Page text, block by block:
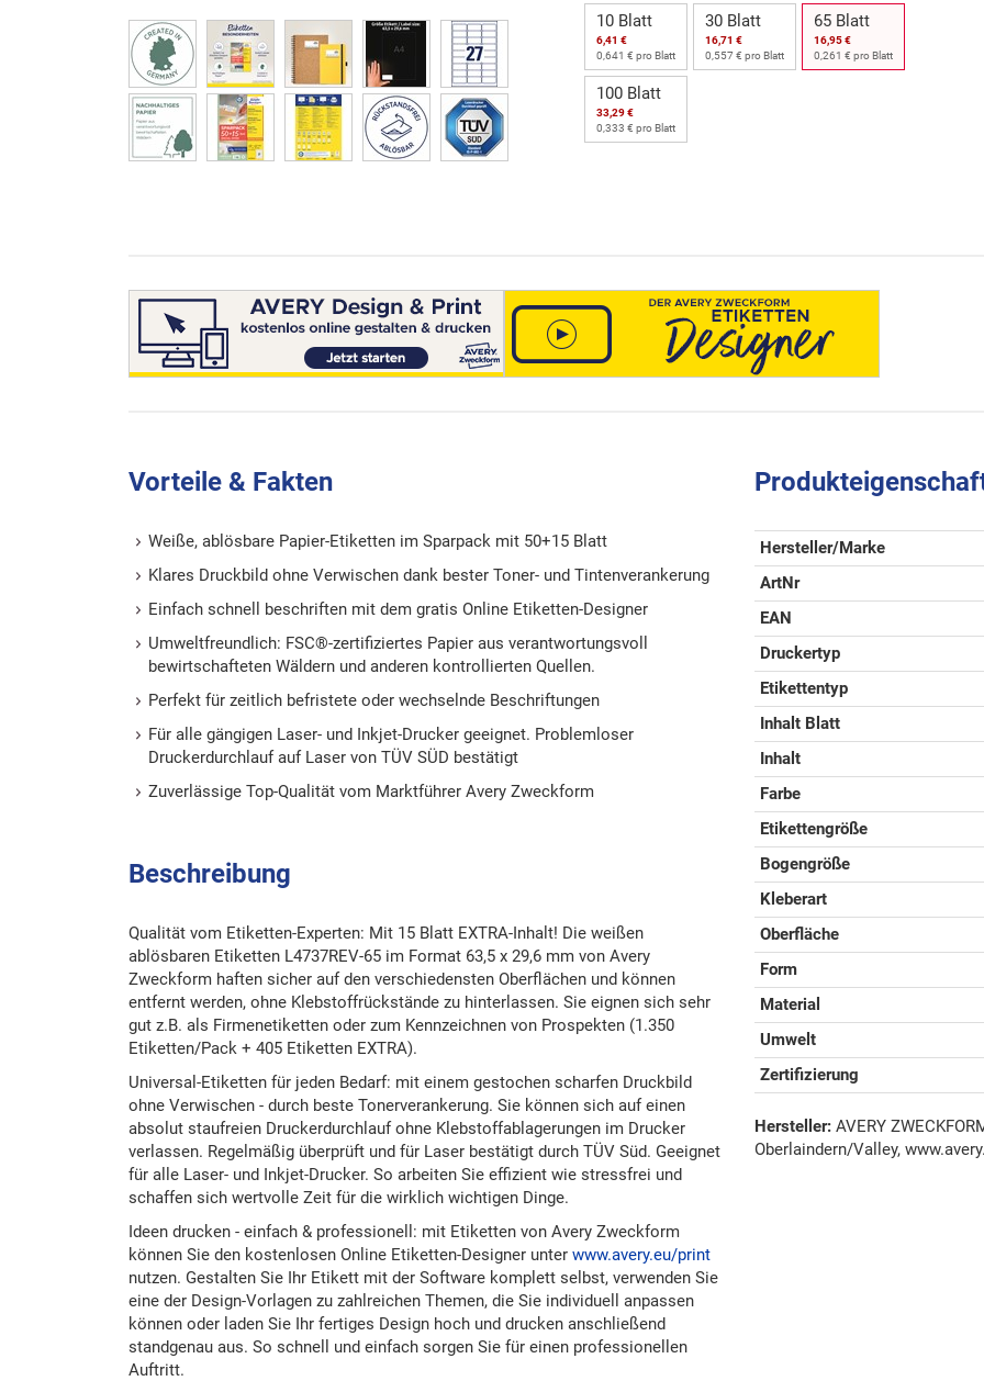
10 Blatt
6,41 €
0,641 € pro Blatt
30 Blatt
16,71 €
0,557 € pro Blatt
65 Blatt
16,95 €
0,261 € pro Blatt
100 Blatt
33,29 €
0,333 € pro Blatt
Vorteile & Fakten
Weiße, ablösbare Papier-Etiketten im Sparpack mit 50+15 Blatt
Klares Druckbild ohne Verwischen dank bester Toner- und Tintenverankerung
Einfach schnell beschriften mit dem gratis Online Etiketten-Designer
Umweltfreundlich: FSC®-zertifiziertes Papier aus verantwortungsvoll
bewirtschafteten Wäldern und anderen kontrollierten Quellen.
Perfekt für zeitlich befristete oder wechselnde Beschriftungen
Für alle gängigen Laser- und Inkjet-Drucker geeignet. Problemloser
Druckerdurchlauf auf Laser von TÜV SÜD bestätigt
Zuverlässige Top-Qualität vom Marktführer Avery Zweckform
Beschreibung
Qualität vom Etiketten-Experten: Mit 15 Blatt EXTRA-Inhalt! Die weißen
ablösbaren Etiketten L4737REV-65 im Format 63,5 x 29,6 mm von Avery
Zweckform haften sicher auf den verschiedensten Oberflächen und können
entfernt werden, ohne Klebstoffrückstände zu hinterlassen. Sie eignen sich sehr
gut z.B. als Firmenetiketten oder zum Kennzeichnen von Prospekten (1.350
Etiketten/Pack + 405 Etiketten EXTRA).
Universal-Etiketten für jeden Bedarf: mit einem gestochen scharfen Druckbild
ohne Verwischen - durch beste Tonerverankerung. Sie können sich auf einen
absolut staufreien Druckerdurchlauf ohne Klebstoffablagerungen im Drucker
verlassen. Regelmäßig überprüft und für Laser bestätigt durch TÜV Süd. Geeignet
für alle Laser- und Inkjet-Drucker. So arbeiten Sie effizient wie stressfrei und
schaffen sich wertvolle Zeit für die wirklich wichtigen Dinge.
Ideen drucken - einfach & professionell: mit Etiketten von Avery Zweckform
können Sie den kostenlosen Online Etiketten-Designer unter www.avery.eu/print
nutzen. Gestalten Sie Ihr Etikett mit der Software komplett selbst, verwenden Sie
eine der Design-Vorlagen zu zahlreichen Themen, die Sie individuell anpassen
können oder laden Sie Ihr fertiges Design hoch und drucken anschließend
standgenau aus. So schnell und einfach sorgen Sie für einen professionellen
Auftritt.
Hersteller/Marke
ArtNr
EAN
Druckertyp
Etikettentyp
Inhalt Blatt
Inhalt
Farbe
Etikettengröße
Bogengröße
Kleberart
Oberfläche
Form
Material
Umwelt
Zertifizierung
Hersteller: AVERY
Oberlaindern/Valley,